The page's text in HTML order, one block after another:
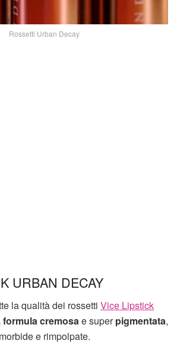
Rossetti Urban Decay
URBAN DECAY
la qualità dei rossetti Vice Lipstick
formula cremosae superpigmentata,
e rimpolpate.